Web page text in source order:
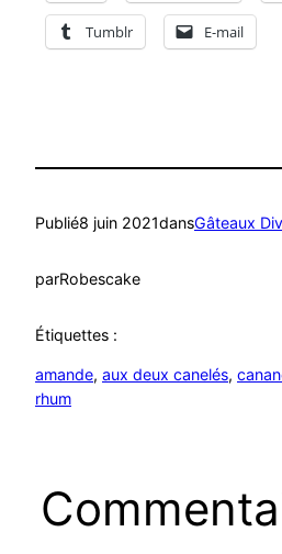
Tumblr E-mail
Publié8 juin 2021dansGâteaux
parRobescake
Étiquettes :
amande, aux deux canelés,
rhum